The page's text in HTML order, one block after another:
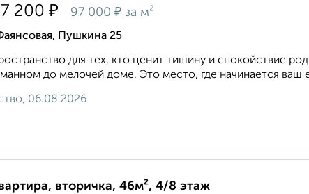
200 ₽ 97 000 ₽ за м²
Пушкина 25
для тех, кто ценит тишину и спокойствие
до мелочей доме. Это место, где начинается
06.08.2026
вторичка, 46м², 4/8 этаж